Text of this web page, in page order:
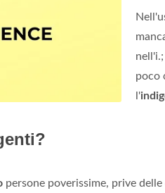
poco
l'
persone poverissime, prive